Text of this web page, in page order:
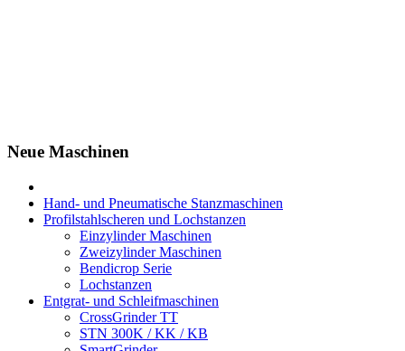
Neue Maschinen
Hand- und Pneumatische Stanzmaschinen
Profilstahlscheren und Lochstanzen
Einzylinder Maschinen
Zweizylinder Maschinen
Bendicrop Serie
Lochstanzen
Entgrat- und Schleifmaschinen
CrossGrinder TT
STN 300K / KK / KB